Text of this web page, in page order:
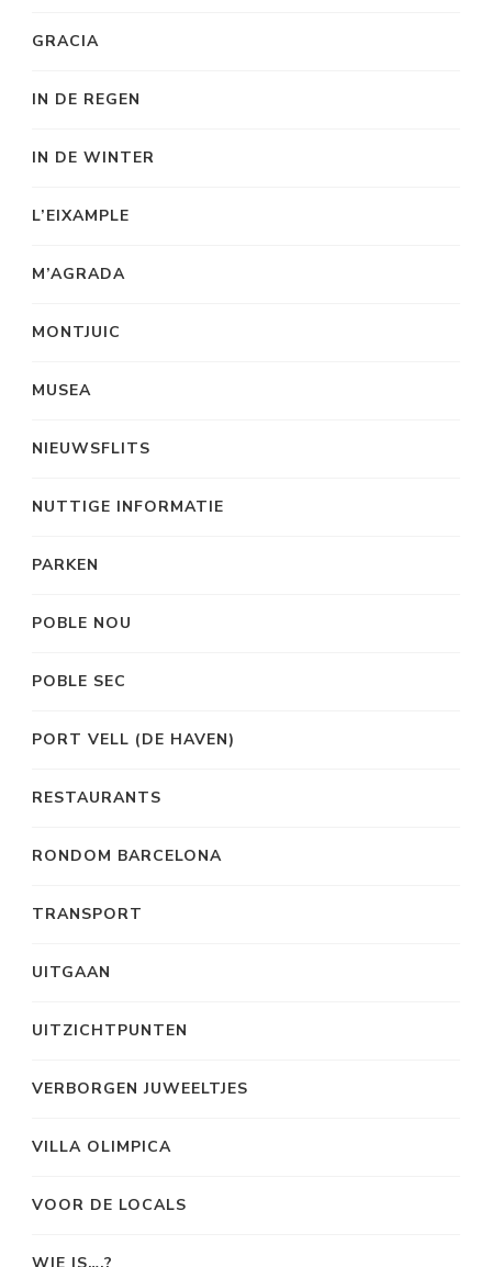
GRACIA
IN DE REGEN
IN DE WINTER
L’EIXAMPLE
M’AGRADA
MONTJUIC
MUSEA
NIEUWSFLITS
NUTTIGE INFORMATIE
PARKEN
POBLE NOU
POBLE SEC
PORT VELL (DE HAVEN)
RESTAURANTS
RONDOM BARCELONA
TRANSPORT
UITGAAN
UITZICHTPUNTEN
VERBORGEN JUWEELTJES
VILLA OLIMPICA
VOOR DE LOCALS
WIE IS….?